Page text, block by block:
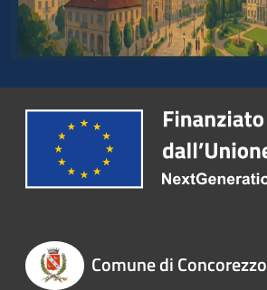
Comune di Concorezzo